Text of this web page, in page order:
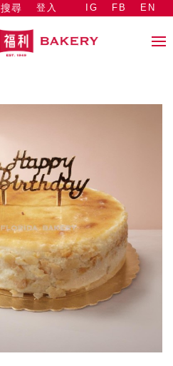
搜尋 登入 IG FB EN